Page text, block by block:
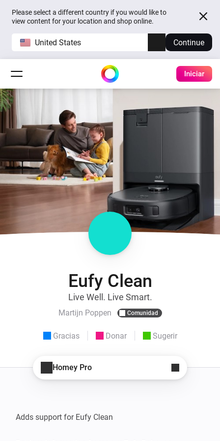
Please select a different country if you would like to
view content for your location and shop online.
United States Continue
Iniciar
Eufy Clean
Live Well. Live Smart.
Martijn Poppen Comunidad
Gracias Donar Sugerir
Homey Pro
Adds support for Eufy Clean